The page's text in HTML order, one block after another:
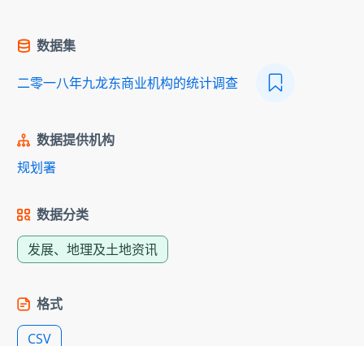
数据集
二零一八年九龙东商业机构的统计调查
数据提供机构
规划署
数据分类
发展、地理及土地资讯
格式
CSV